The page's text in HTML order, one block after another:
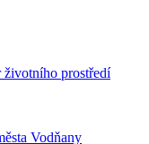
životního prostředí
Vodňany